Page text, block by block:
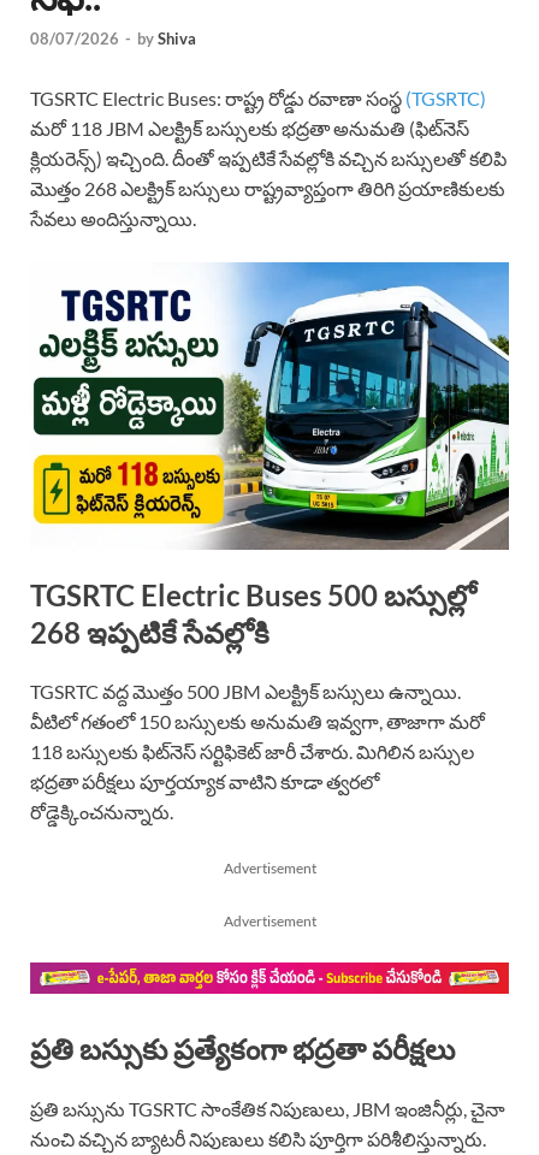
08/07/2026 - byShiva
TGSRTC Electric Buses: రాష్ట్ర రోడ్డు రవాణా సంస్థ (TGSRTC)
మరో 118 JBM ఎలక్ట్రిక్ బస్సులకు భద్రతా అనుమతి (ఫిట్‌నెస్
క్లియరెన్స్) ఇచ్చింది. దీంతో ఇప్పటికే సేవల్లోకి వచ్చిన బస్సులతో కలిపి
మొత్తం 268 ఎలక్ట్రిక్ బస్సులు రాష్ట్రవ్యాప్తంగా తిరిగి ప్రయాణికులకు
సేవలు అందిస్తున్నాయి.
TGSRTC Electric Buses 500 బస్సుల్లో
268 ఇప్పటికే సేవల్లోకి
TGSRTC వద్ద మొత్తం 500 JBM ఎలక్ట్రిక్ బస్సులు ఉన్నాయి.
వీటిలో గతంలో 150 బస్సులకు అనుమతి ఇవ్వగా, తాజాగా మరో
118 బస్సులకు ఫిట్‌నెస్ సర్టిఫికెట్ జారీ చేశారు. మిగిలిన బస్సుల
భద్రతా పరీక్షలు పూర్తయ్యాక వాటిని కూడా త్వరలో
రోడ్డెక్కించనున్నారు.
Advertisement
Advertisement
ప్రతి బస్సుకు ప్రత్యేకంగా భద్రతా పరీక్షలు
ప్రతి బస్సును TGSRTC సాంకేతిక నిపుణులు, JBM ఇంజినీర్లు, చైనా
నుంచి వచ్చిన బ్యాటరీ నిపుణులు కలిసి పూర్తిగా పరిశీలిస్తున్నారు.